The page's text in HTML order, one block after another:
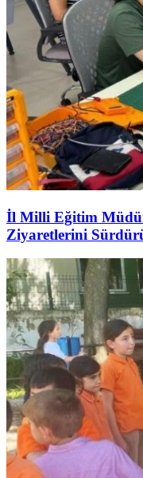
İl Milli Eğitim
Ziyaretlerini